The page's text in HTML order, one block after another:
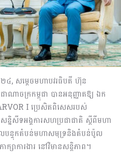
២៤, សម្ដេចមហាបវរធិបតី ហ៊ុន
ជាណាចក្រកម្ពុជា បានអនុញ្ញាតឱ្យ ឯក
I ប្រេសិតពិសេសរបស់
ន្និសីទអង្គការសហប្រជាជាតិ ស្តីពីមហា
លបន្ទុកតំបន់មហាសមុទ្រនិងតំបន់ប៉ូល
ាការងារ នៅវិមានសន្តិភាព។